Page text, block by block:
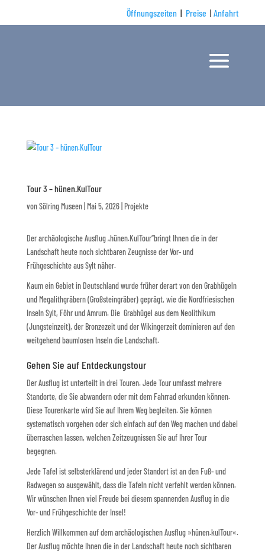
Öffnungszeiten | Preise |Anfahrt
Tour 3 – hünen.KulTour
vonSölring Museen| Mai 5, 2026| Projekte
Der archäologische Ausflug „hünen.KulTour“bringt Ihnen die in der
Landschaft heute noch sichtbaren Zeugnisse der Vor- und
Frühgeschichte aus Sylt näher.
Kaum ein Gebiet in Deutschland wurde früher derart von den Grabhügeln
und Megalithgräbern (Großsteingräber) geprägt, wie die Nordfriesischen
Inseln Sylt, Föhr und Amrum. Die Grabhügel aus dem Neolithikum
(Jungsteinzeit), der Bronzezeit und der Wikingerzeit dominieren auf den
weitgehend baumlosen Inseln die Landschaft.
Gehen Sie auf Entdeckungstour
Der Ausflug ist unterteilt in drei Touren. Jede Tour umfasst mehrere
Standorte, die Sie abwandern oder mit dem Fahrrad erkunden können.
Diese Tourenkarte wird Sie auf Ihrem Weg begleiten. Sie können
systematisch vorgehen oder sich einfach auf den Weg machen und dabei
überraschen lassen, welchen Zeitzeugnissen Sie auf Ihrer Tour
begegnen.
Jede Tafel ist selbsterklärend und jeder Standort ist an den Fuß- und
Radwegen so ausgewählt, dass die Tafeln nicht verfehlt werden können.
Wir wünschen Ihnen viel Freude bei diesem spannenden Ausflug in die
Vor- und Frühgeschichte der Insel!
Herzlich Willkommen auf dem archäologischen Ausflug »hünen.kulTour«.
Der Ausflug möchte Ihnen die in der Landschaft heute noch sichtbaren